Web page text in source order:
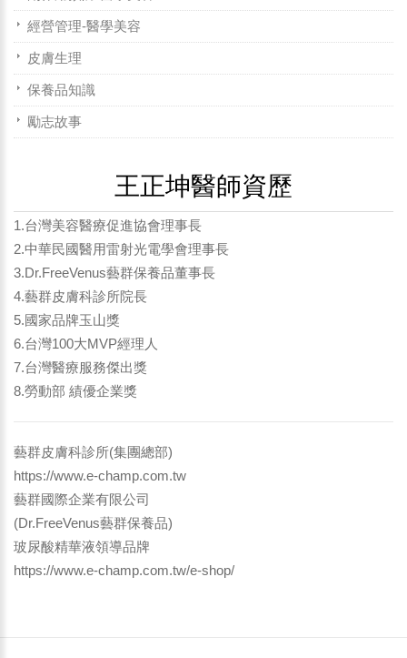
經營管理-醫學美容
皮膚生理
保養品知識
勵志故事
王正坤醫師資歷
1.台灣美容醫療促進協會理事長
2.中華民國醫用雷射光電學會理事長
3.Dr.FreeVenus藝群保養品董事長
4.藝群皮膚科診所院長
5.國家品牌玉山獎
6.台灣100大MVP經理人
7.台灣醫療服務傑出獎
8.勞動部 績優企業獎
藝群皮膚科診所(集團總部)
https://www.e-champ.com.tw
藝群國際企業有限公司
(Dr.FreeVenus藝群保養品)
玻尿酸精華液領導品牌
https://www.e-champ.com.tw/e-shop/